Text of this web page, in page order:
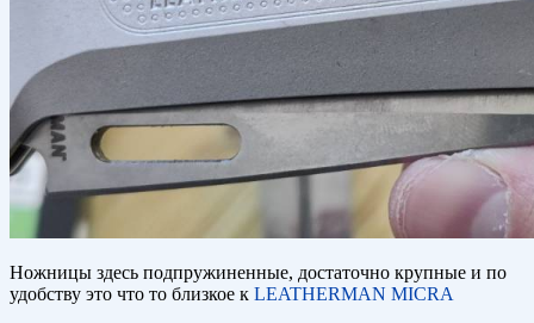
Ножницы здесь подпружиненные, достаточно крупные и по
удобству это что то близкое к LEATHERMAN MICRA